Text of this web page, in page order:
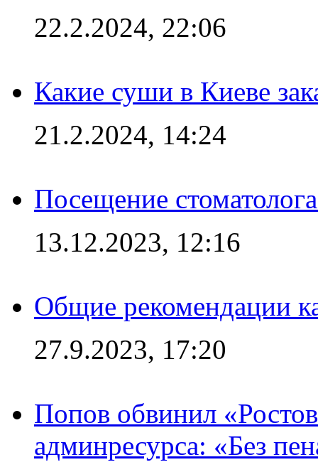
22.2.2024, 22:06
Какие суши в Киеве
21.2.2024, 14:24
Посещение
13.12.2023, 12:16
Общие рекомендации
27.9.2023, 17:20
Попов обвинил
админресурса: «Без